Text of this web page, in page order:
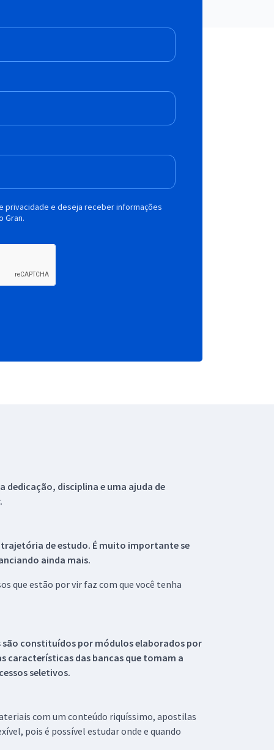
privacidade e deseja receber informações
Gran.
dedicação, disciplina e uma ajuda de
de estudo. É muito importante se
ainda mais.
que estão por vir faz com que você tenha
são constituídos por módulos elaborados por
características das bancas que tomam a
seletivos.
com um conteúdo riquíssimo, apostilas
pois é possível estudar onde e quando